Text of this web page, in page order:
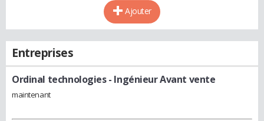
Ajouter
Entreprises
Ordinal technologies- Ingénieur Avant vente
maintenant